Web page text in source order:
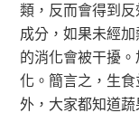
類，反而會得到
成分，如果未經
的消化會被干擾
化。簡言之，生
外，大家都知道